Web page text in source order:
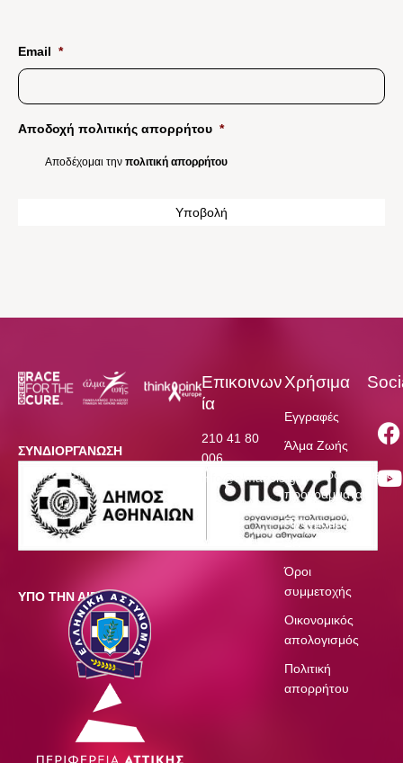
Email *
Αποδοχή πολιτικής απορρήτου *
Αποδέχομαι την πολιτική απορρήτου
ΣΥΝΔΙΟΡΓΑΝΩΣΗ
ΥΠΟ ΤΗΝ ΑΙΓΙΔΑ
Επικοινων
ία
210 41 80
006
info@almazois.gr
Χρήσιμα
Εγγραφές
Άλμα Ζωής
Χρηματοδοτούμενα
προγράμματα
Πρόγραμμα
ΣΚ
Όροι
συμμετοχής
Οικονομικός
απολογισμός
Πολιτική
απορρήτου